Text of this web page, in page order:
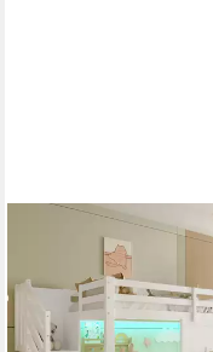
Hochbett mit LED-
Beleuchtung (Kieferholz
Hausbett Spielbett, 1-St)
Kinderbett 90x200cm mit